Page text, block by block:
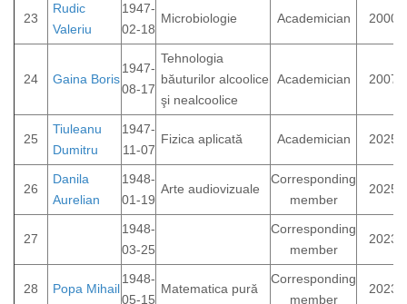
23
Rudic
Valeriu
1947-
02-18
Microbiologie Academician 2000
24 Gaina Boris
1947-
08-17
Tehnologia
băuturilor alcoolice
şi nealcoolice
Academician 2007
25
Tiuleanu
Dumitru
1947-
11-07
Fizica aplicată Academician 2025
26
Danila
Aurelian
1948-
01-19
Arte audiovizuale
Corresponding
member
2025
27
1948-
03-25
Corresponding
member
2023
28 Popa Mihail
1948-
05-15
Matematica pură
Corresponding
member
2023